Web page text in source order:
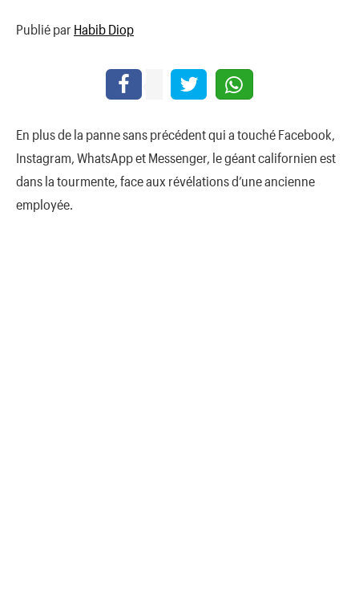
Publié par Habib Diop
En plus de la panne sans précédent qui a touché Facebook,
Instagram, WhatsApp et Messenger, le géant californien est
dans la tourmente, face aux révélations d’une ancienne
employée.